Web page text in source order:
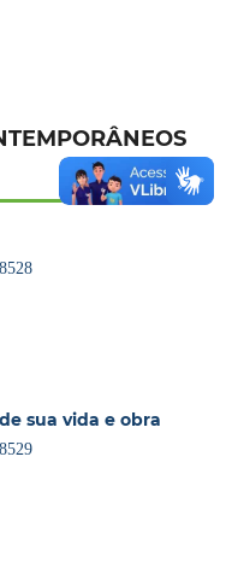
sua vida e obra